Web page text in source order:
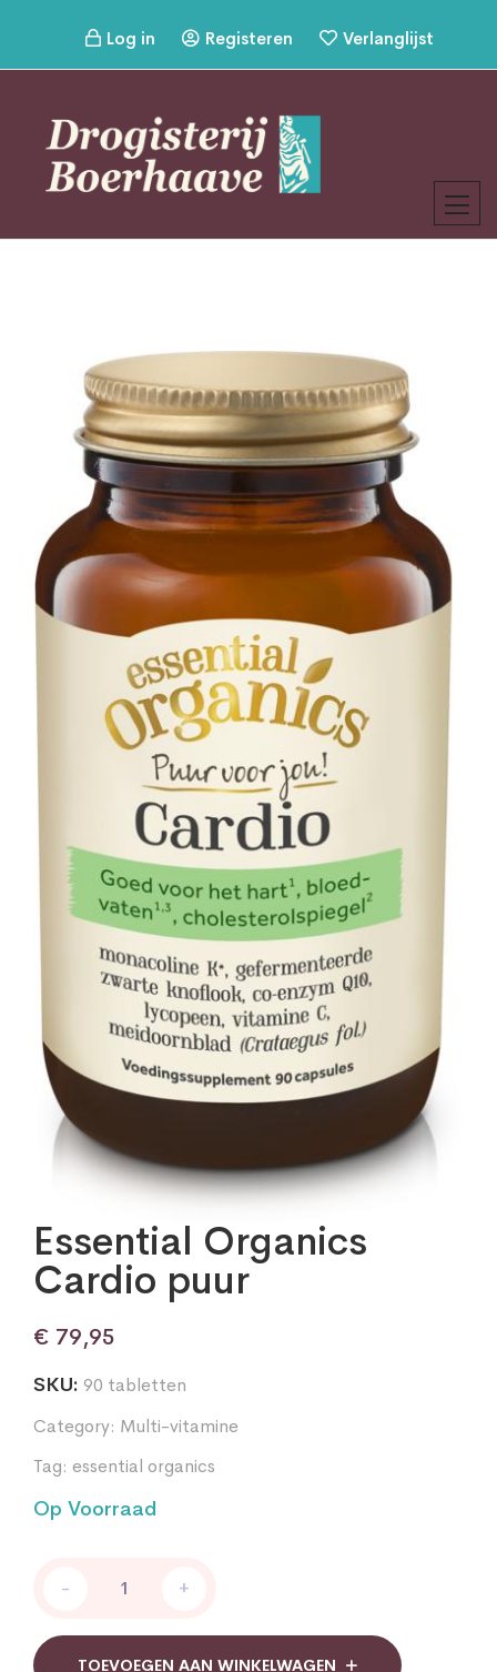
Log in Registeren Verlanglijst
Essential Organics
Cardio puur
€ 79,95
SKU: 90 tabletten
Category: Multi-vitamine
Tag: essential organics
Op Voorraad
Organics
puur
quantity
- +
TOEVOEGEN AAN WINKELWAGEN